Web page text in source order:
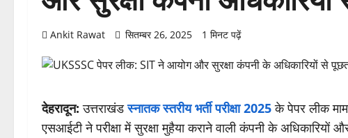
Ankit Rawat सितम्बर 26, 2025 1 मिनट पढ़ें
देहरादून: उत्तराखंडस्नातक स्तरीय भर्ती परीक्षा 2025के पेपर लीक
एसआईटी ने परीक्षा में सुरक्षा मुहैया कराने वाली कंपनी के